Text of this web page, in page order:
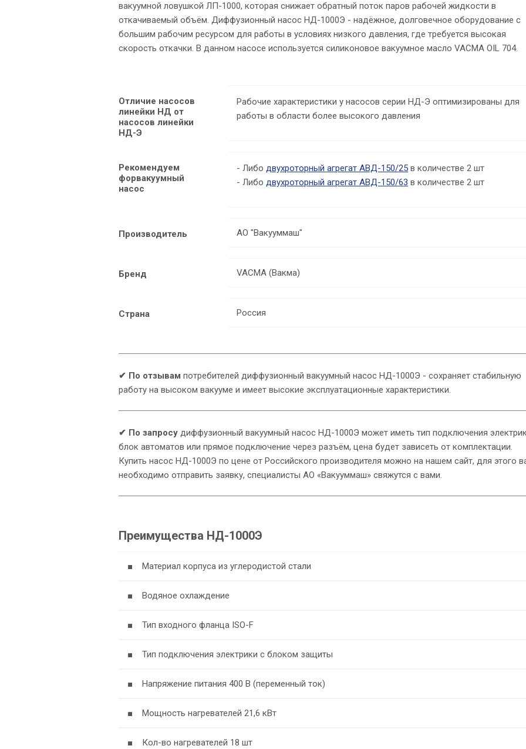
вакуумной ловушкой ЛП-1000, которая снижает обратный поток паров рабочей жидкости в
откачиваемый объём. Диффузионный насос НД-1000Э - надёжное, долговечное оборудование с
большим рабочим ресурсом для работы в условиях низкого давления, где требуется высокая
скорость откачки. В данном насосе используется силиконовое вакуумное масло VACMA OIL 704.
Отличие насосов
линейки НД от
насосов линейки
НД-Э
Рабочие характеристики у насосов серии НД-Э оптимизированы для
работы в области более высокого давления
Рекомендуем
форвакуумный
насос
- Либодвухроторный агрегат АВД-150/25 в количестве 2 шт
- Либодвухроторный агрегат АВД-150/63 в количестве 2 шт
Производитель АО "Вакууммаш"
Бренд VACMA (Вакма)
Страна Россия
✔ По отзывам потребителей диффузионный вакуумный насос НД-1000Э - сохраняет стабильную
работу на высоком вакууме и имеет высокие эксплуатационные характеристики.
✔ По запросу диффузионный вакуумный насос НД-1000Э может иметь тип подключения
блок автоматов или прямое подключение через разъём, цена будет зависеть от комплектации.
Купить насос НД-1000Э по цене от Российского производителя можно на нашем сайт, для этого
необходимо отправить заявку, специалисты АО «Вакууммаш» свяжутся с вами.
Преимущества НД-1000Э
■ Материал корпуса из углеродистой стали
■ Водяное охлаждение
■ Тип входного фланца ISO-F
■ Тип подключения электрики c блоком защиты
■ Напряжение питания 400 В (переменный ток)
■ Мощность нагревателей 21,6 кВт
■ Кол-во нагревателей 18 шт